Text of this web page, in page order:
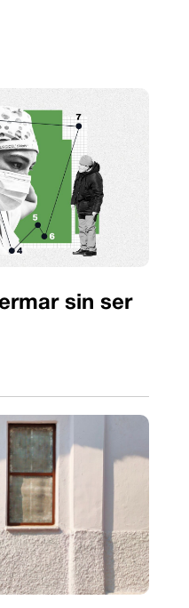
sin ser